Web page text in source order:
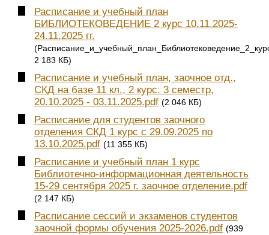
Расписание и учебный план
БИБЛИОТЕКОВЕДЕНИЕ 2 курс 10.11.2025-
24.11.2025 гг.
2 183 КБ)
Расписание и учебный план, заочное отд.,
СКД на базе 11 кл., 2 курс. 3 семестр,
20.10.2025 - 03.11.2025.pdf (2 046 КБ)
Расписание для студентов заочного
отделения СКД 1 курс с 29.09.2025 по
13.10.2025.pdf (11 355 КБ)
Расписание и учебный план 1 курс
Библиотечно-информационная деятельность
15-29 сентября 2025 г. заочное отделение.pdf
(2 147 КБ)
Расписание сессий и экзаменов студентов
заочной формы обучения 2025-2026.pdf (939